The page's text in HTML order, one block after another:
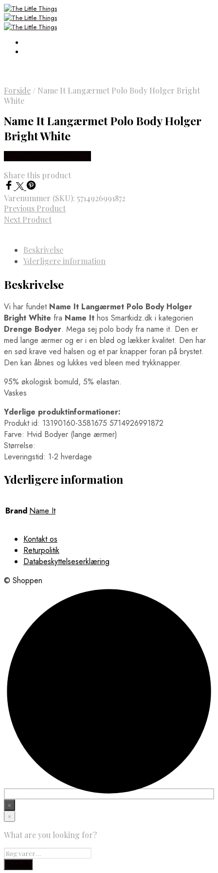
Forside / Name It Langærmet Polo Body Holger Bright
White
Name It Langærmet Polo Body Holger
Bright White
Share this product
Varenummer (SKU): 5714926991872
Previous Product
Next Product
Beskrivelse
Yderligere information
Beskrivelse
Vi har fundet Name It Langærmet Polo Body Holger
Bright White fra Name It hos Smartkidz.dk i kategorien
Drenge Bodyer. Mega sej polo body fra name it. Den er
med lange ærmer og er i en blød og lækker kvalitet. Den har
en sød krave ved halsen og et par knapper foran på brystet.
Den kan åbnes og lukkes ved bleen med trykknapper.
95% økologisk bomuld, 5% elastan.
Vaskes
Yderlige produktinformationer:
Produkt id: 13190160-3581675 5714926991872
Farve: Hvid Bodyer (lange ærmer)
Størrelse:
Leveringstid: 1-2 hverdage
Yderligere information
Brand Name It
Kontakt os
Returpolitik
Databeskyttelseserklæring
© Shoppen
×
×
What are you looking for?